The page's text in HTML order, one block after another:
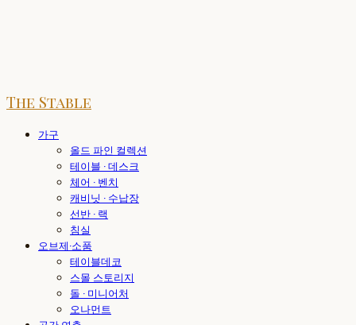
The Stable
가구
올드 파인 컬렉션
테이블 · 데스크
체어 · 벤치
캐비닛 · 수납장
선반 · 랙
침실
오브제·소품
테이블데코
스몰 스토리지
돌 · 미니어처
오나먼트